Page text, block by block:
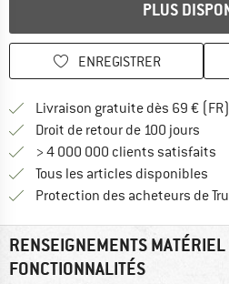
PLUS
ENREGISTRER
Livraison gratuite dès 69 € (FR)
Droit de retour de 100 jours
> 4 000 000 clients satisfaits
Tous les articles disponibles
Protection des acheteurs de
RENSEIGNEMENTS MATÉRIEL
FONCTIONNALITÉS